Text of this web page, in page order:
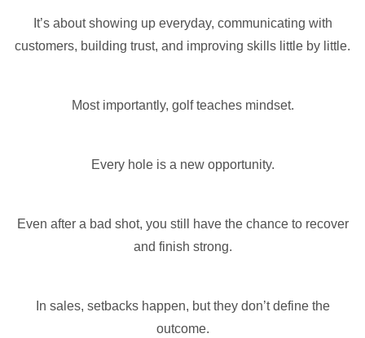
It’s about showing up everyday, communicating with
customers, building trust, and improving skills little by little.
Most importantly, golf teaches mindset.
Every hole is a new opportunity.
Even after a bad shot, you still have the chance to recover
and finish strong.
In sales, setbacks happen, but they don’t define the
outcome.